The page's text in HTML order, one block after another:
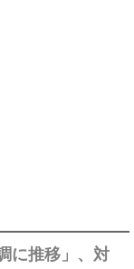
に推移」、対